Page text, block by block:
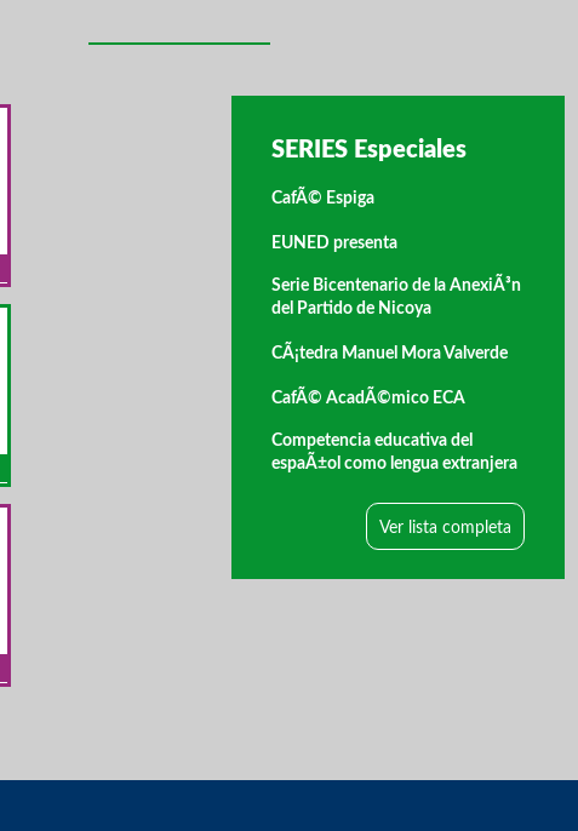
SERIES Especiales
CafÃ© Espiga
EUNED presenta
Serie Bicentenario de la AnexiÃ³n
del Partido de Nicoya
CÃ¡tedra Manuel Mora Valverde
CafÃ© AcadÃ©mico ECA
Competencia educativa del
espaÃ±ol como lengua extranjera
Ver lista completa